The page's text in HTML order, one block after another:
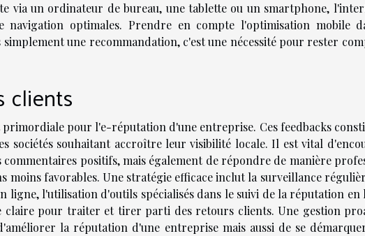
via un ordinateur de bureau, une tablette ou un smartphone,
optimales. Prendre en compte l'optimisation mobile
simplement une recommandation, c'est une nécessité pour rester
clients
primordiale pour l'e-réputation d'une entreprise. Ces feedbacks
sociétés souhaitant accroître leur visibilité locale. Il est vital
commentaires positifs, mais également de répondre de manière
moins favorables. Une stratégie efficace inclut la surveillance
ligne, l'utilisation d'outils spécialisés dans le suivi de la réputation en
claire pour traiter et tirer parti des retours clients. Une gestion
la réputation d'une entreprise mais aussi de se